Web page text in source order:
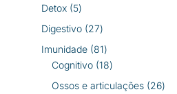
Detox 55
produtos
Digestivo 2727
produtos
Imunidade 8181
produtos
Cognitivo 1818
produtos
Ossos e articulações 2626